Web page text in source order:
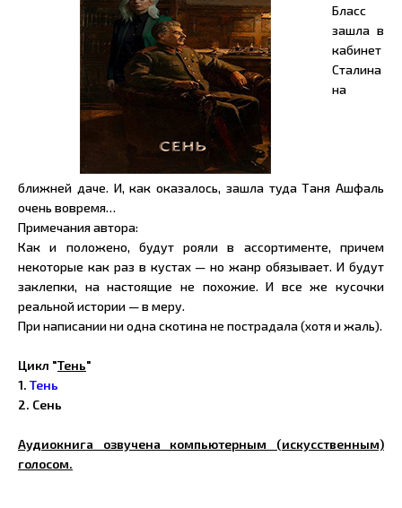
Бласс
зашла в
кабинет
Сталина
на
ближней даче. И, как оказалось, зашла туда Таня Ашфаль
очень вовремя…
Примечания автора:
Как и положено, будут рояли в ассортименте, причем
некоторые как раз в кустах — но жанр обязывает. И будут
заклепки, на настоящие не похожие. И все же кусочки
реальной истории — в меру.
При написании ни одна скотина не пострадала (хотя и жаль).
Цикл "Тень"
1. Тень
2. Сень
Аудиокнига озвучена компьютерным (искусственным)
голосом.